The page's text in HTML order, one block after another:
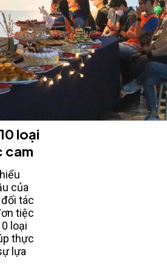
loại
cam
của
tác
tiệc
loại
thực
lựa